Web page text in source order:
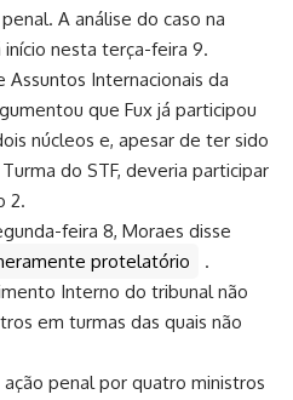
A análise do caso na
nesta terça-feira 9.
Internacionais da
que Fux já participou
núcleos e, apesar de ter sido
do STF, deveria participar
2.
feira 8, Moraes disse
protelatório
.
Interno do tribunal não
em turmas das quais não
penal por quatro ministros